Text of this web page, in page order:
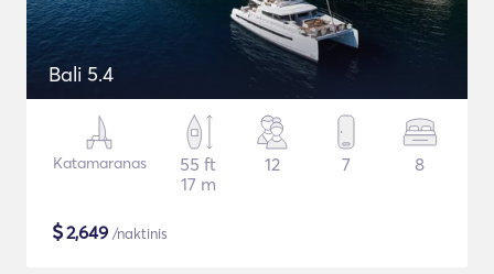
Bali 5.4
Katamaranas
55 ft
17 m
12 7 8
$2,649 /naktinis